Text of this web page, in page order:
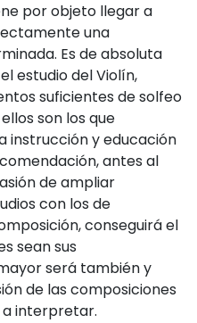
por objeto llegar a
una
Es de absoluta
estudio del Violín,
suficientes de solfeo
son los que
instrucción y educación
antes al
de ampliar
con los de
conseguirá el
sean sus
será también y
de las composiciones
a interpretar.